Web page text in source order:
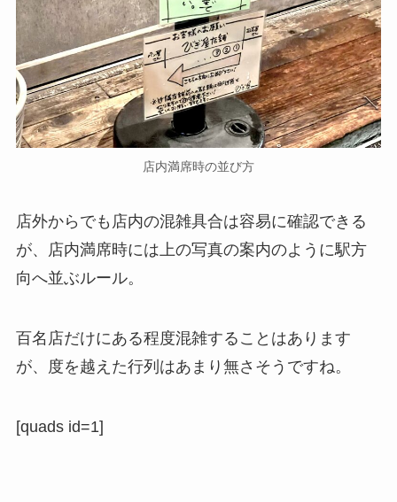
店内満席時の並び方
店外からでも店内の混雑具合は容易に確認できる
が、店内満席時には上の写真の案内のように駅方
向へ並ぶルール。
百名店だけにある程度混雑することはあります
が、度を越えた行列はあまり無さそうですね。
[quads id=1]